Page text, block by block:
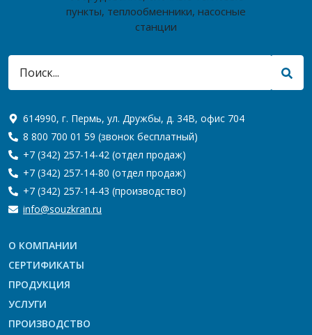
614990, г. Пермь, ул. Дружбы, д. 34В, офис 704
8 800 700 01 59 (звонок бесплатный)
+7 (342) 257-14-42 (отдел продаж)
+7 (342) 257-14-80 (отдел продаж)
+7 (342) 257-14-43 (производство)
info@souzkran.ru
О КОМПАНИИ
СЕРТИФИКАТЫ
ПРОДУКЦИЯ
УСЛУГИ
ПРОИЗВОДСТВО